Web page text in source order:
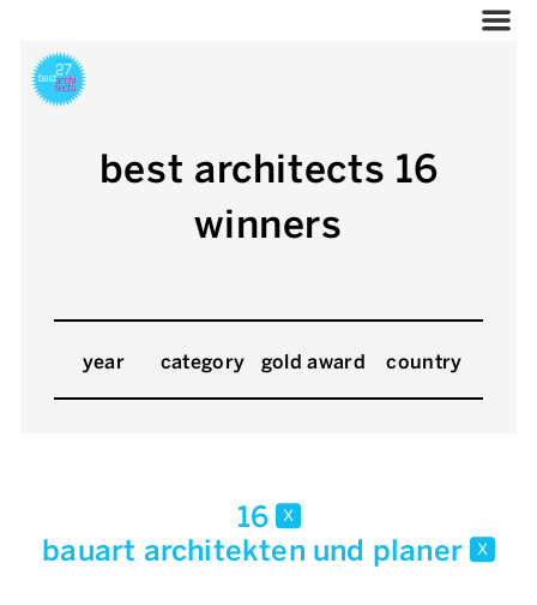
best architects 16
winners
year category gold award country
16 x
bauart architekten und planer x